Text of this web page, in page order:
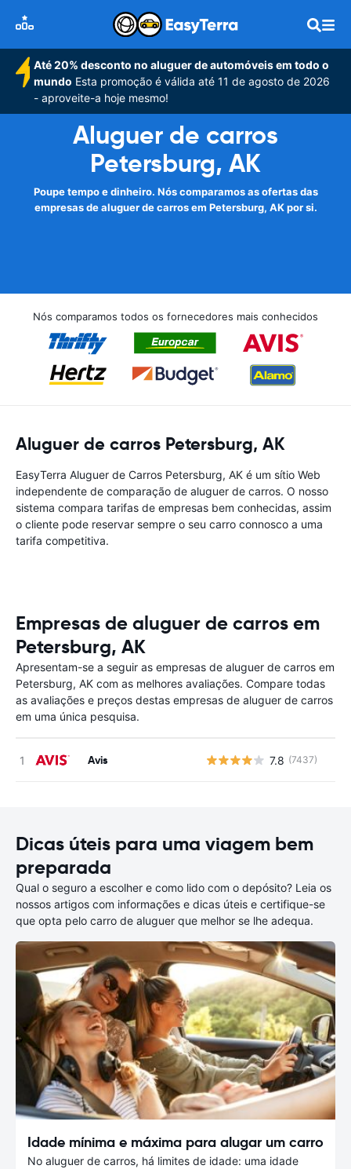
Até 20% desconto no aluguer de automóveis em todo o
mundo Esta promoção é válida até 11 de agosto de 2026
- aproveite-a hoje mesmo!
Aluguer de carros
Petersburg, AK
Poupe tempo e dinheiro. Nós comparamos as ofertas das
empresas de aluguer de carros em Petersburg, AK por si.
Nós comparamos todos os fornecedores mais conhecidos
Aluguer de carros Petersburg, AK
EasyTerra Aluguer de Carros Petersburg, AK é um sítio Web
independente de comparação de aluguer de carros. O nosso
sistema compara tarifas de empresas bem conhecidas, assim
o cliente pode reservar sempre o seu carro connosco a uma
tarifa competitiva.
Empresas de aluguer de carros em
Petersburg, AK
Apresentam-se a seguir as empresas de aluguer de carros em
Petersburg, AK com as melhores avaliações. Compare todas
as avaliações e preços destas empresas de aluguer de carros
em uma única pesquisa.
Avis 7.8 (7437)
Dicas úteis para uma viagem bem
preparada
Qual o seguro a escolher e como lido com o depósito? Leia os
nossos artigos com informações e dicas úteis e certifique-se
que opta pelo carro de aluguer que melhor se lhe adequa.
Idade mínima e máxima para alugar um carro
No aluguer de carros, há limites de idade: uma idade